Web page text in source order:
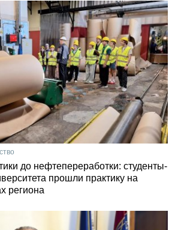
до нефтепереработки: студенты-
прошли практику на
региона